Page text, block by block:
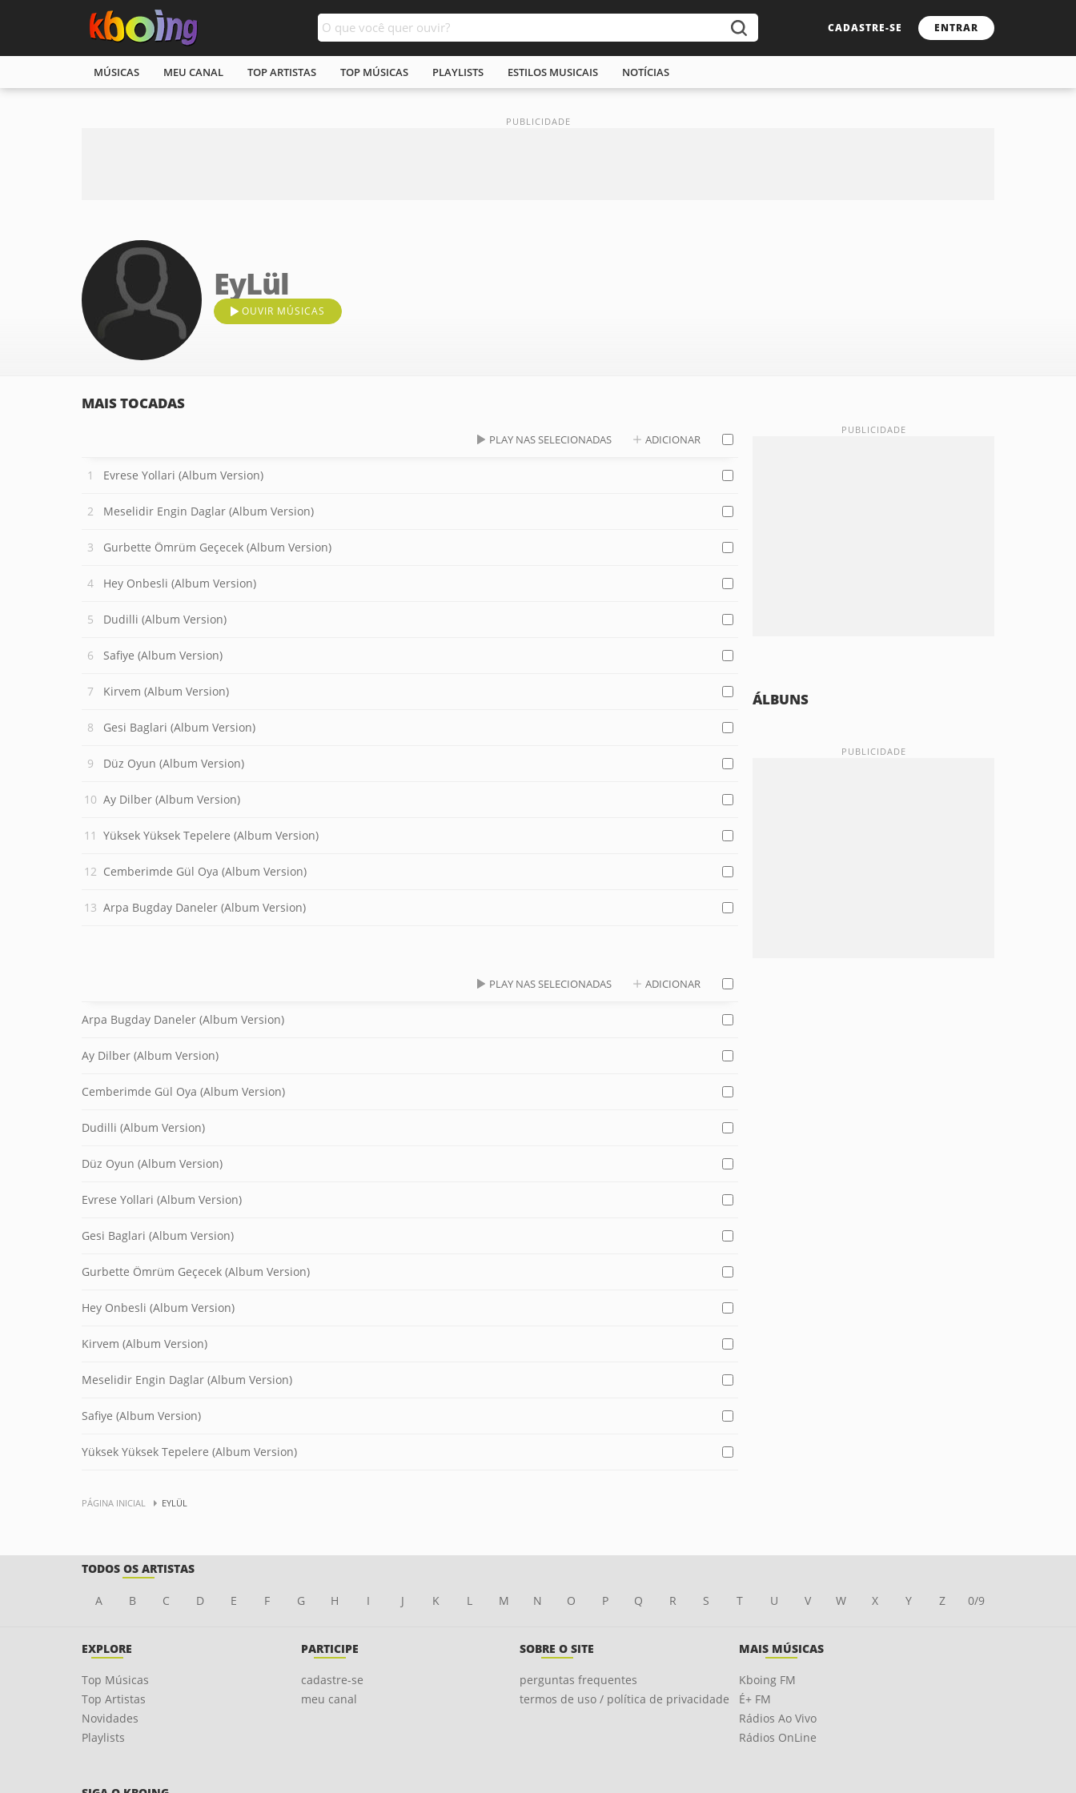
CADASTRE-SE ENTRAR
MÚSICAS MEU CANAL TOP ARTISTAS TOP MÚSICAS PLAYLISTS ESTILOS MUSICAIS NOTÍCIAS
EyLül
OUVIR MÚSICAS
MAIS TOCADAS
PLAY NAS SELECIONADAS ADICIONAR
Evrese Yollari (Album Version)
Meselidir Engin Daglar (Album Version)
Gurbette Ömrüm Geçecek (Album Version)
Hey Onbesli (Album Version)
Dudilli (Album Version)
Safiye (Album Version)
Kirvem (Album Version)
Gesi Baglari (Album Version)
Düz Oyun (Album Version)
Ay Dilber (Album Version)
Yüksek Yüksek Tepelere (Album Version)
Cemberimde Gül Oya (Album Version)
Arpa Bugday Daneler (Album Version)
PLAY NAS SELECIONADAS ADICIONAR
Arpa Bugday Daneler (Album Version)
Ay Dilber (Album Version)
Cemberimde Gül Oya (Album Version)
Dudilli (Album Version)
Düz Oyun (Album Version)
Evrese Yollari (Album Version)
Gesi Baglari (Album Version)
Gurbette Ömrüm Geçecek (Album Version)
Hey Onbesli (Album Version)
Kirvem (Album Version)
Meselidir Engin Daglar (Album Version)
Safiye (Album Version)
Yüksek Yüksek Tepelere (Album Version)
ÁLBUNS
PÁGINA INICIAL EYLÜL
TODOS OS ARTISTAS
A B C D E F G H I J K L M N O P Q R S T U V W X Y Z 0/9
EXPLORE
Top Músicas
Top Artistas
Novidades
Playlists
PARTICIPE
cadastre-se
meu canal
SOBRE O SITE
perguntas frequentes
termos de uso / política de privacidade
MAIS MÚSICAS
Kboing FM
É+ FM
Rádios Ao Vivo
Rádios OnLine